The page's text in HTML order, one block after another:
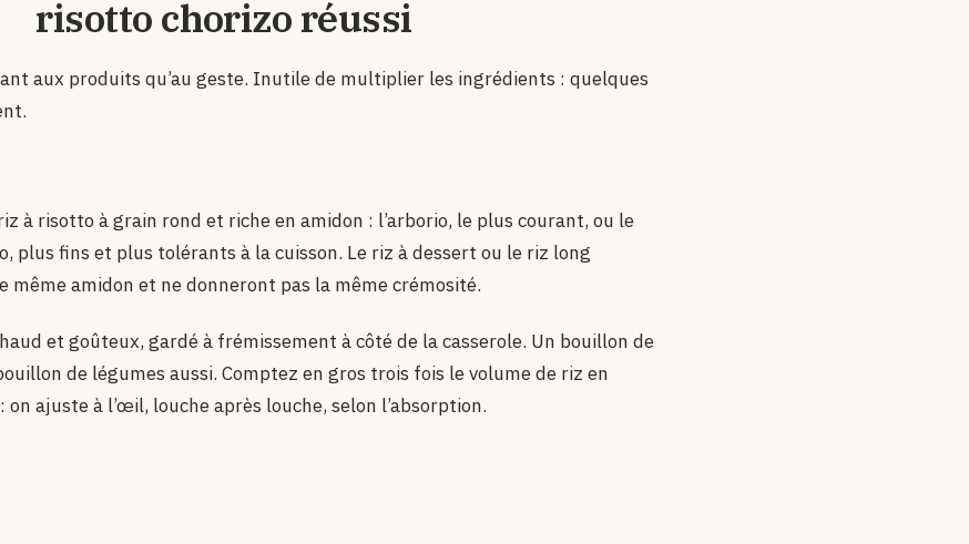
risotto chorizo réussi
aux produits qu’au geste. Inutile de multiplier les ingrédients : quelques
à risotto à grain rond et riche en amidon : l’arborio, le plus courant, ou le
plus fins et plus tolérants à la cuisson. Le riz à dessert ou le riz long
même amidon et ne donneront pas la même crémosité.
et goûteux, gardé à frémissement à côté de la casserole. Un bouillon de
de légumes aussi. Comptez en gros trois fois le volume de riz en
ajuste à l’œil, louche après louche, selon l’absorption.